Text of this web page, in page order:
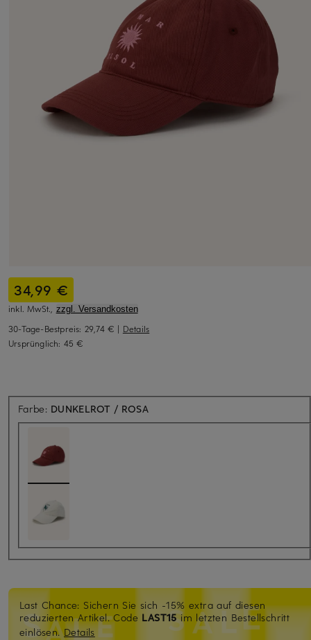
34,99 €
inkl. MwSt., zzgl. Versandkosten
30-Tage-Bestpreis: 29,74 € | Details
Ursprünglich: 45 €
Farbe: DUNKELROT / ROSA
Last Chance: Sichern Sie sich -15% extra auf diesen
reduzierten Artikel. Code LAST15im letzten Bestellschritt
einlösen.Details